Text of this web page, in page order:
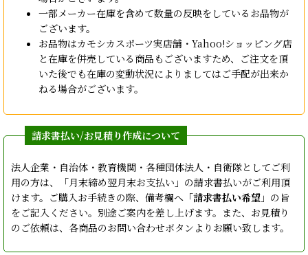
一部メーカー在庫を含めて数量の反映をしているお品物が
ございます。
お品物はカモシカスポーツ実店舗・Yahoo!ショッピング店
と在庫を併売している商品もございますため、ご注文を頂
いた後でも在庫の変動状況によりましてはご手配が出来か
ねる場合がございます。
法人企業・自治体・教育機関・各種団体法人・自衛隊としてご利
用の方は、「月末締め翌月末お支払い」の請求書払いがご利用頂
けます。ご購入お手続きの際、備考欄へ「請求書払い希望 」の旨
をご記入ください。別途ご案内を差し上げます。また、お見積り
のご依頼は、各商品のお問い合わせボタンよりお願い致します。